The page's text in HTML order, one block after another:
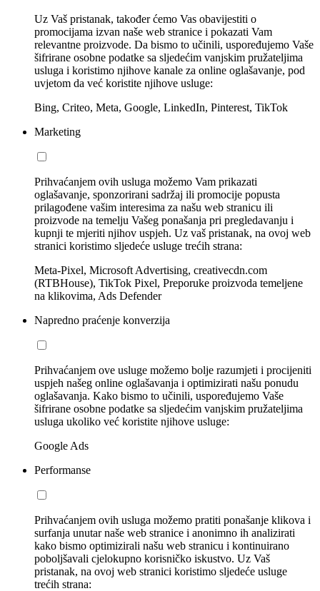
Uz Vaš pristanak, također ćemo Vas obavijestiti o
promocijama izvan naše web stranice i pokazati Vam
relevantne proizvode. Da bismo to učinili, uspoređujemo Vaše
šifrirane osobne podatke sa sljedećim vanjskim pružateljima
usluga i koristimo njihove kanale za online oglašavanje, pod
uvjetom da već koristite njihove usluge:
Bing, Criteo, Meta, Google, LinkedIn, Pinterest, TikTok
Marketing
Prihvaćanjem ovih usluga možemo Vam prikazati
oglašavanje, sponzorirani sadržaj ili promocije popusta
prilagođene vašim interesima za našu web stranicu ili
proizvode na temelju Vašeg ponašanja pri pregledavanju i
kupnji te mjeriti njihov uspjeh. Uz vaš pristanak, na ovoj web
stranici koristimo sljedeće usluge trećih strana:
Meta-Pixel, Microsoft Advertising, creativecdn.com
(RTBHouse), TikTok Pixel, Preporuke proizvoda temeljene
na klikovima, Ads Defender
Napredno praćenje konverzija
Prihvaćanjem ove usluge možemo bolje razumjeti i procijeniti
uspjeh našeg online oglašavanja i optimizirati našu ponudu
oglašavanja. Kako bismo to učinili, uspoređujemo Vaše
šifrirane osobne podatke sa sljedećim vanjskim pružateljima
usluga ukoliko već koristite njihove usluge:
Google Ads
Performanse
Prihvaćanjem ovih usluga možemo pratiti ponašanje klikova i
surfanja unutar naše web stranice i anonimno ih analizirati
kako bismo optimizirali našu web stranicu i kontinuirano
poboljšavali cjelokupno korisničko iskustvo. Uz Vaš
pristanak, na ovoj web stranici koristimo sljedeće usluge
trećih strana: